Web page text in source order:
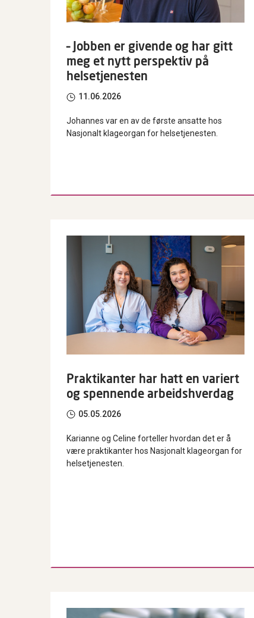
– Jobben er givende og har gitt
meg et nytt perspektiv på
helsetjenesten
11.06.2026
Johannes var en av de første ansatte hos
Nasjonalt klageorgan for helsetjenesten.
Praktikanter har hatt en variert
og spennende arbeidshverdag
05.05.2026
Karianne og Celine forteller hvordan det er å
være praktikanter hos Nasjonalt klageorgan for
helsetjenesten.